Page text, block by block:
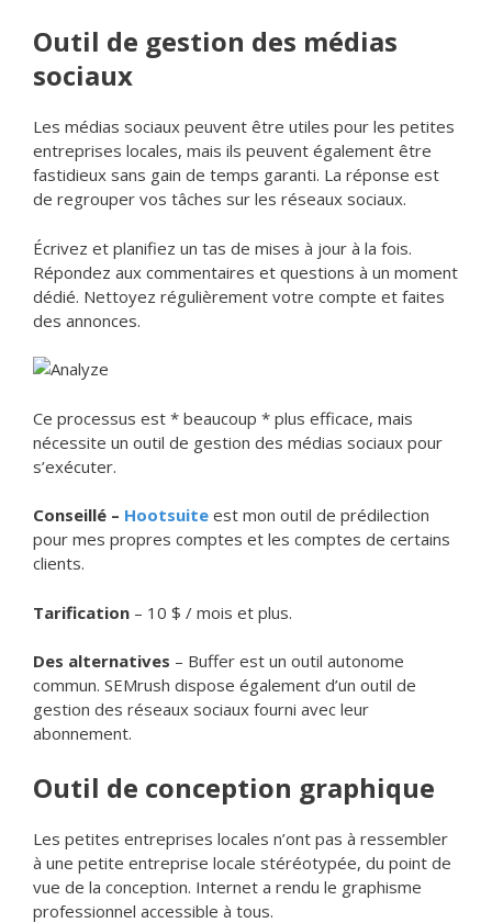
Outil de gestion des médias
sociaux
Les médias sociaux peuvent être utiles pour les petites
entreprises locales, mais ils peuvent également être
fastidieux sans gain de temps garanti. La réponse est
de regrouper vos tâches sur les réseaux sociaux.
Écrivez et planifiez un tas de mises à jour à la fois.
Répondez aux commentaires et questions à un moment
dédié. Nettoyez régulièrement votre compte et faites
des annonces.
Ce processus est * beaucoup * plus efficace, mais
nécessite un outil de gestion des médias sociaux pour
s’exécuter.
Conseillé – Hootsuite est mon outil de prédilection
pour mes propres comptes et les comptes de certains
clients.
Tarification – 10 $ / mois et plus.
Des alternatives – Buffer est un outil autonome
commun. SEMrush dispose également d’un outil de
gestion des réseaux sociaux fourni avec leur
abonnement.
Outil de conception graphique
Les petites entreprises locales n’ont pas à ressembler
à une petite entreprise locale stéréotypée, du point de
vue de la conception. Internet a rendu le graphisme
professionnel accessible à tous.